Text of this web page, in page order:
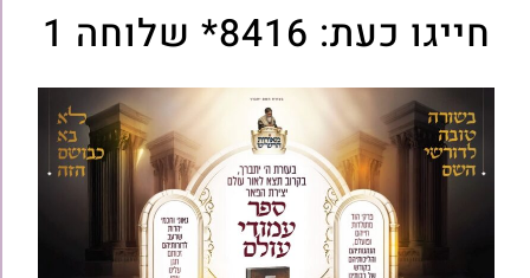
חייגו כעת: 8416* שלוחה 1